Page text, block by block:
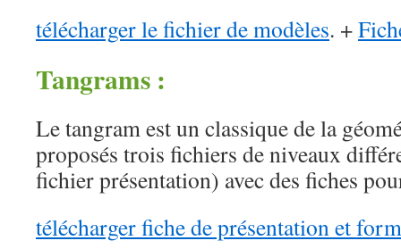
télécharger le fichier de modèles. +
Tangrams :
Le tangram est un classique de la
proposés trois fichiers de niveaux
fichier présentation) avec des fiches
télécharger fiche de présentation et